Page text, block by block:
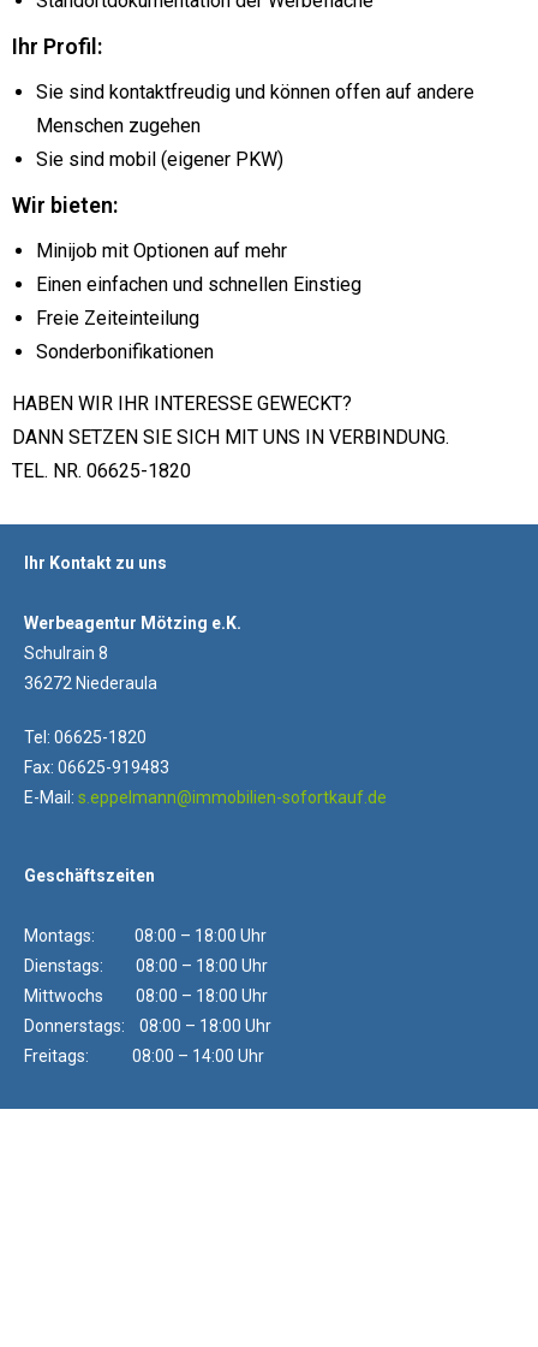
Ihr Profil:
Sie sind kontaktfreudig und können offen auf andere
Menschen zugehen
Sie sind mobil (eigener PKW)
Wir bieten:
Minijob mit Optionen auf mehr
Einen einfachen und schnellen Einstieg
Freie Zeiteinteilung
Sonderbonifikationen
HABEN WIR IHR INTERESSE GEWECKT?
DANN SETZEN SIE SICH MIT UNS IN VERBINDUNG.
TEL. NR. 06625-1820
Ihr Kontakt zu uns
Werbeagentur Mötzing e.K.
Schulrain 8
36272 Niederaula
Tel: 06625-1820
Fax: 06625-919483
E-Mail: s.eppelmann@immobilien-sofortkauf.de
Geschäftszeiten
Montags: 08:00 – 18:00 Uhr
Dienstags: 08:00 – 18:00 Uhr
Mittwochs 08:00 – 18:00 Uhr
Donnerstags: 08:00 – 18:00 Uhr
Freitags: 08:00 – 14:00 Uhr